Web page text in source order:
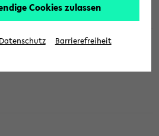
Cookies zulassen
Datenschutz Barrierefreiheit